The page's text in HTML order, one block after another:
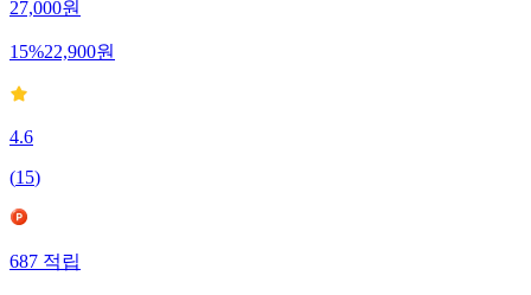
27,000원
15%22,900원
4.6
(15)
687적립